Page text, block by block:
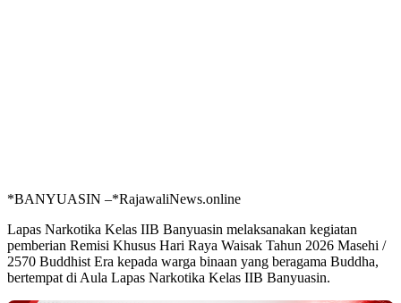
*BANYUASIN –*RajawaliNews.online
Lapas Narkotika Kelas IIB Banyuasin melaksanakan kegiatan
pemberian Remisi Khusus Hari Raya Waisak Tahun 2026 Masehi /
2570 Buddhist Era kepada warga binaan yang beragama Buddha,
bertempat di Aula Lapas Narkotika Kelas IIB Banyuasin.